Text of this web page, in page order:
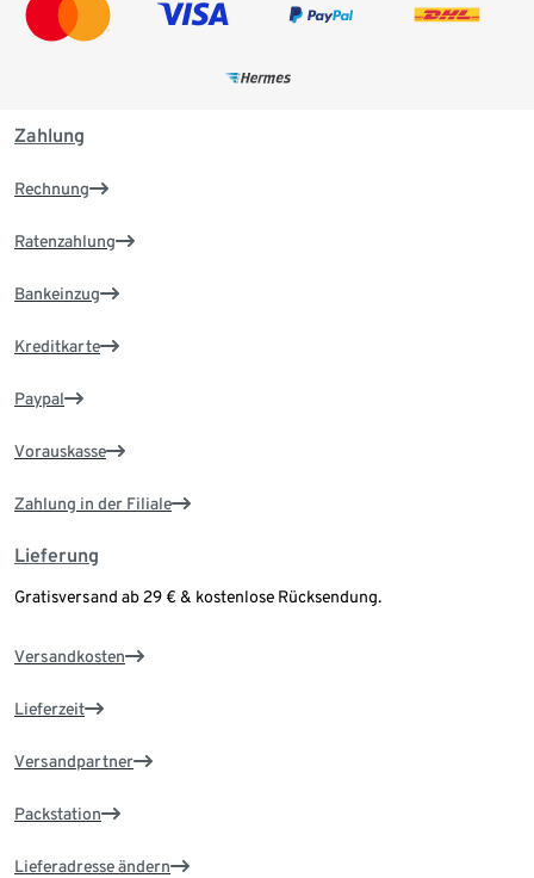
Zahlung
Rechnung
Ratenzahlung
Bankeinzug
Kreditkarte
Paypal
Vorauskasse
Zahlung in der Filiale
Lieferung
Gratisversand ab 29 € & kostenlose Rücksendung.
Versandkosten
Lieferzeit
Versandpartner
Packstation
Lieferadresse ändern